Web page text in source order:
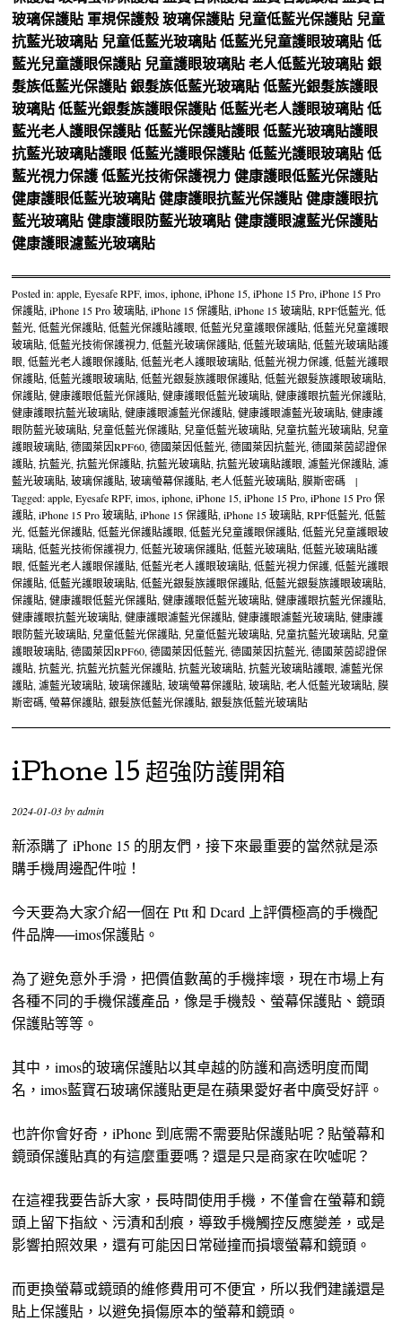
玻璃保護貼 軍規保護殼玻璃保護貼 兒童低藍光保護貼 兒童
抗藍光玻璃貼 兒童低藍光玻璃貼低藍光兒童護眼玻璃貼低
藍光兒童護眼保護貼 兒童護眼玻璃貼老人低藍光玻璃貼銀
髮族低藍光保護貼銀髮族低藍光玻璃貼低藍光銀髮族護眼
玻璃貼低藍光銀髮族護眼保護貼低藍光老人護眼玻璃貼低
藍光老人護眼保護貼低藍光保護貼護眼低藍光玻璃貼護眼
抗藍光玻璃貼護眼低藍光護眼保護貼低藍光護眼玻璃貼低
藍光視力保護低藍光技術保護視力健康護眼低藍光保護貼
健康護眼低藍光玻璃貼健康護眼抗藍光保護貼健康護眼抗
藍光玻璃貼健康護眼防藍光玻璃貼健康護眼濾藍光保護貼
健康護眼濾藍光玻璃貼
Posted in:apple,Eyesafe RPF,imos,iphone,iPhone 15,iPhone 15 Pro,iPhone 15 Pro
保護貼,iPhone 15 Pro 玻璃貼,iPhone 15 保護貼,iPhone 15 玻璃貼,RPF低藍光,低
藍光,低藍光保護貼,低藍光保護貼護眼,低藍光兒童護眼保護貼,低藍光兒童護眼
玻璃貼,低藍光技術保護視力,低藍光玻璃保護貼,低藍光玻璃貼,低藍光玻璃貼護
眼,低藍光老人護眼保護貼,低藍光老人護眼玻璃貼,低藍光視力保護,低藍光護眼
保護貼,低藍光護眼玻璃貼,低藍光銀髮族護眼保護貼,低藍光銀髮族護眼玻璃貼,
保護貼,健康護眼低藍光保護貼,健康護眼低藍光玻璃貼,健康護眼抗藍光保護貼,
健康護眼抗藍光玻璃貼,健康護眼濾藍光保護貼,健康護眼濾藍光玻璃貼,健康護
眼防藍光玻璃貼, 兒童低藍光保護貼, 兒童低藍光玻璃貼, 兒童抗藍光玻璃貼, 兒童
護眼玻璃貼,德國萊因RPF60,德國萊因低藍光,德國萊因抗藍光,德國萊茵認證保
護貼,抗藍光,抗藍光保護貼,抗藍光玻璃貼,抗藍光玻璃貼護眼,濾藍光保護貼,濾
藍光玻璃貼,玻璃保護貼,玻璃螢幕保護貼,老人低藍光玻璃貼,膜斯密碼
|
Tagged:apple,Eyesafe RPF,imos,iphone,iPhone 15,iPhone 15 Pro,iPhone 15 Pro 保
護貼,iPhone 15 Pro 玻璃貼,iPhone 15 保護貼,iPhone 15 玻璃貼,RPF低藍光,低藍
光,低藍光保護貼,低藍光保護貼護眼,低藍光兒童護眼保護貼,低藍光兒童護眼玻
璃貼,低藍光技術保護視力,低藍光玻璃保護貼,低藍光玻璃貼,低藍光玻璃貼護
眼,低藍光老人護眼保護貼,低藍光老人護眼玻璃貼,低藍光視力保護,低藍光護眼
保護貼,低藍光護眼玻璃貼,低藍光銀髮族護眼保護貼,低藍光銀髮族護眼玻璃貼,
保護貼,健康護眼低藍光保護貼,健康護眼低藍光玻璃貼,健康護眼抗藍光保護貼,
健康護眼抗藍光玻璃貼,健康護眼濾藍光保護貼,健康護眼濾藍光玻璃貼,健康護
眼防藍光玻璃貼, 兒童低藍光保護貼, 兒童低藍光玻璃貼, 兒童抗藍光玻璃貼, 兒童
護眼玻璃貼,德國萊因RPF60,德國萊因低藍光,德國萊因抗藍光,德國萊茵認證保
護貼,抗藍光,抗藍光抗藍光保護貼,抗藍光玻璃貼,抗藍光玻璃貼護眼,濾藍光保
護貼,濾藍光玻璃貼,玻璃保護貼,玻璃螢幕保護貼,玻璃貼,老人低藍光玻璃貼,膜
斯密碼,螢幕保護貼,銀髮族低藍光保護貼,銀髮族低藍光玻璃貼
iPhone 15 超強防護開箱
2024-01-03byadmin
新添購了 iPhone 15 的朋友們，接下來最重要的當然就是添
購手機周邊配件啦！
今天要為大家介紹一個在 Ptt 和 Dcard 上評價極高的手機配
件品牌──imos保護貼。
為了避免意外手滑，把價值數萬的手機摔壞，現在市場上有
各種不同的手機保護產品，像是手機殼、螢幕保護貼、鏡頭
保護貼等等。
其中，imos的玻璃保護貼以其卓越的防護和高透明度而聞
名，imos藍寶石玻璃保護貼更是在蘋果愛好者中廣受好評。
也許你會好奇，iPhone 到底需不需要貼保護貼呢？貼螢幕和
鏡頭保護貼真的有這麼重要嗎？還是只是商家在吹噓呢？
在這裡我要告訴大家，長時間使用手機，不僅會在螢幕和鏡
頭上留下指紋、污漬和刮痕，導致手機觸控反應變差，或是
影響拍照效果，還有可能因日常碰撞而損壞螢幕和鏡頭。
而更換螢幕或鏡頭的維修費用可不便宜，所以我們建議還是
貼上保護貼，以避免損傷原本的螢幕和鏡頭。